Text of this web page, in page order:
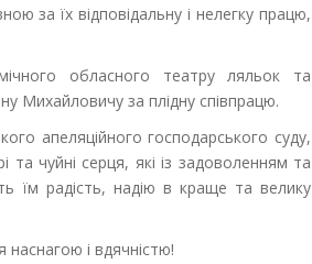
за їх відповідальну і нелегку працю,
обласного театру ляльок та
Михайловичу за плідну співпрацю.
апеляційного господарського суду,
чуйні серця, які із задоволенням та
їм радість, надію в краще та велику
і вдячністю!